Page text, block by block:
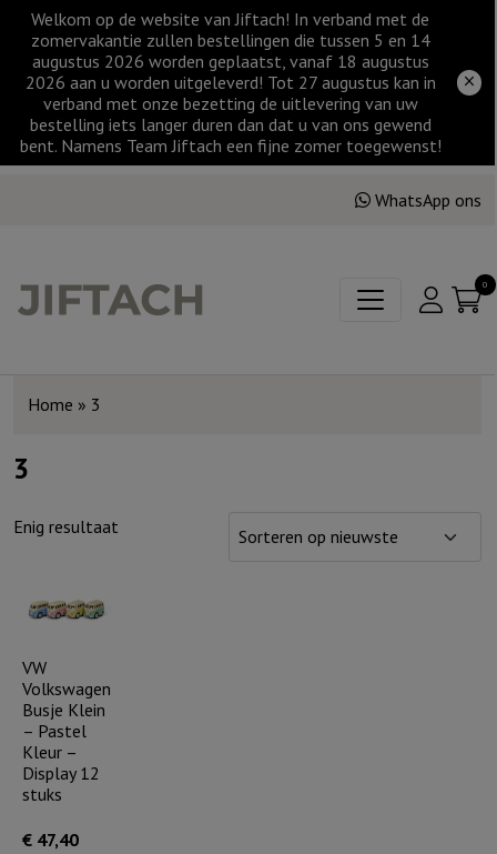
Welkom op de website van Jiftach! In verband met de
zomervakantie zullen bestellingen die tussen 5 en 14
augustus 2026 worden geplaatst, vanaf 18 augustus
2026 aan u worden uitgeleverd! Tot 27 augustus kan in
verband met onze bezetting de uitlevering van uw
bestelling iets langer duren dan dat u van ons gewend
bent. Namens Team Jiftach een fijne zomer toegewenst!
WhatsApp ons
0
Home » 3
3
Enig resultaat
VW
Volkswagen
Busje Klein
– Pastel
Kleur –
Display 12
stuks
€ 47,40